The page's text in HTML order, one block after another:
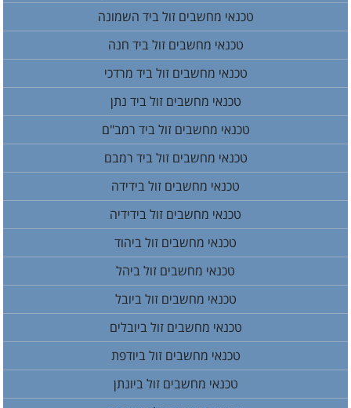
טכנאי מחשבים זול ביד השמונה
טכנאי מחשבים זול ביד חנה
טכנאי מחשבים זול ביד מרדכי
טכנאי מחשבים זול ביד נתן
טכנאי מחשבים זול ביד רמב"ם
טכנאי מחשבים זול ביד רמבם
טכנאי מחשבים זול בידידה
טכנאי מחשבים זול בידידיה
טכנאי מחשבים זול ביהוד
טכנאי מחשבים זול ביהל
טכנאי מחשבים זול ביובל
טכנאי מחשבים זול ביובלים
טכנאי מחשבים זול ביודפת
טכנאי מחשבים זול ביונתן